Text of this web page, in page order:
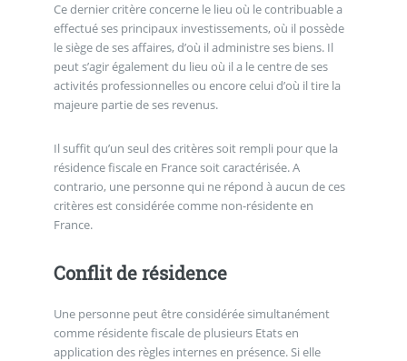
Ce dernier critère concerne le lieu où le contribuable a
effectué ses principaux investissements, où il possède
le siège de ses affaires, d’où il administre ses biens. Il
peut s’agir également du lieu où il a le centre de ses
activités professionnelles ou encore celui d’où il tire la
majeure partie de ses revenus.
Il suffit qu’un seul des critères soit rempli pour que la
résidence fiscale en France soit caractérisée. A
contrario, une personne qui ne répond à aucun de ces
critères est considérée comme non-résidente en
France.
Conflit de résidence
Une personne peut être considérée simultanément
comme résidente fiscale de plusieurs Etats en
application des règles internes en présence. Si elle